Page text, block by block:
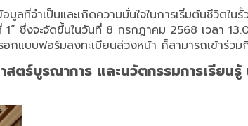
ที่จำเป็นและเกิดความมั่นใจในการเริ่มต้นชีวิตใ
ซึ่งจะจัดขึ้นในวันที่ 8 กรกฎาคม 2568 เวลา
กแบบฟอร์มลงทะเบียนล่วงหน้า ก็สามารถเข้าร่ว
ร์บูรณาการ และนวัตกรรมการเรียน